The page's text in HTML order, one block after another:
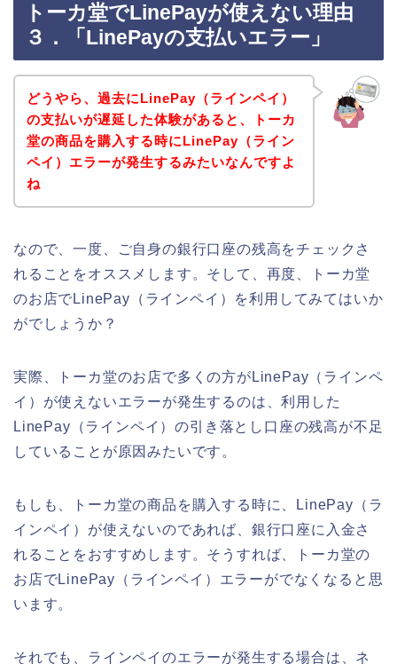
トーカ堂でLinePayが使えない理由
３．「LinePayの支払いエラー」
どうやら、過去にLinePay（ラインペイ）
の支払いが遅延した体験があると、トーカ
堂の商品を購入する時にLinePay（ライン
ペイ）エラーが発生するみたいなんですよ
ね
なので、一度、ご自身の銀行口座の残高をチェックさ
れることをオススメします。そして、再度、トーカ堂
のお店でLinePay（ラインペイ）を利用してみてはいか
がでしょうか？
実際、トーカ堂のお店で多くの方がLinePay（ラインペ
イ）が使えないエラーが発生するのは、利用した
LinePay（ラインペイ）の引き落とし口座の残高が不足
していることが原因みたいです。
もしも、トーカ堂の商品を購入する時に、LinePay（ラ
インペイ）が使えないのであれば、銀行口座に入金さ
れることをおすすめします。そうすれば、トーカ堂の
お店でLinePay（ラインペイ）エラーがでなくなると思
います。
それでも、ラインペイのエラーが発生する場合は、ネ